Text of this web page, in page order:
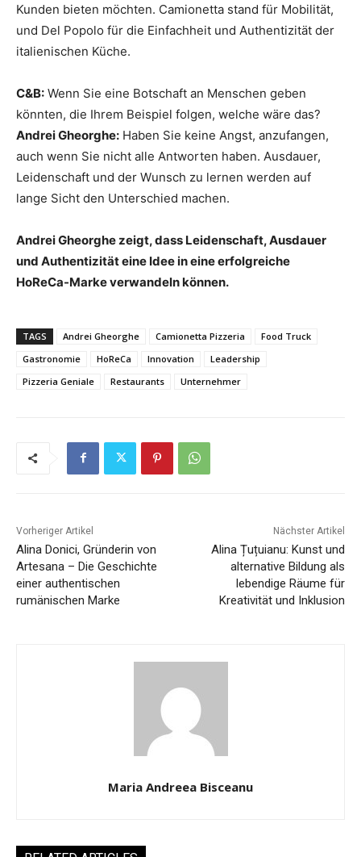
Kunden bieten möchten. Camionetta stand für Mobilität,
und Del Popolo für die Einfachheit und Authentizität der
italienischen Küche.
C&B: Wenn Sie eine Botschaft an Menschen geben
könnten, die Ihrem Beispiel folgen, welche wäre das?
Andrei Gheorghe: Haben Sie keine Angst, anzufangen,
auch wenn Sie nicht alle Antworten haben. Ausdauer,
Leidenschaft und der Wunsch zu lernen werden auf
lange Sicht den Unterschied machen.
Andrei Gheorghe zeigt, dass Leidenschaft, Ausdauer
und Authentizität eine Idee in eine erfolgreiche
HoReCa-Marke verwandeln können.
TAGS Andrei Gheorghe Camionetta Pizzeria
Food Truck
Gastronomie
HoReCa Innovation
Leadership
Pizzeria Geniale
Restaurants Unternehmer
Vorheriger Artikel
Alina Donici, Gründerin von
Artesana – Die Geschichte
einer authentischen
rumänischen Marke
Nächster Artikel
Alina Țuțuianu: Kunst und
alternative Bildung als
lebendige Räume für
Kreativität und Inklusion
Maria Andreea Bisceanu